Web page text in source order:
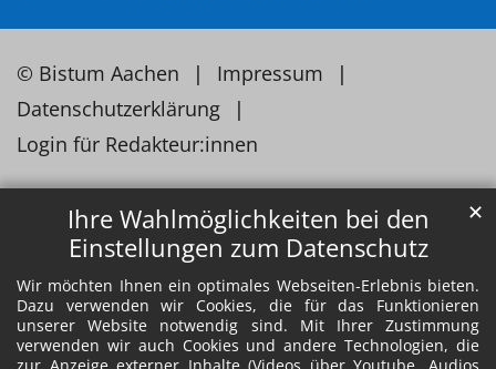
Ihre Wahlmöglichkeiten bei den
Einstellungen zum Datenschutz
Wir möchten Ihnen ein optimales Webseiten-Erlebnis bieten.
Dazu verwenden wir Cookies, die für das Funktionieren
unserer Website notwendig sind. Mit Ihrer Zustimmung
verwenden wir auch Cookies und andere Technologien, die
✕
© Bistum Aachen
Impressum
Datenschutzerklärung
Login für Redakteur:innen